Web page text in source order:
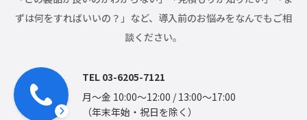
ずは何をすればいいの？」など、 導入前のお悩みをなんでもご相
談ください。
TEL 03-6205-7121
月〜金 10:00〜12:00 / 13:00〜17:00
（年末年始・祝日を除く）